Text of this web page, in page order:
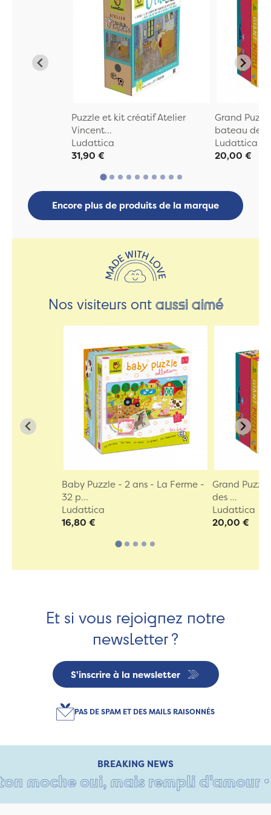
Puzzle et kit créatif Atelier
Vincent...
Ludattica
31,90 €
Grand
bateau des
Ludattica
20,00 €
Encore plus de produits de la marque
Nos visiteurs ontaussi aimé
Baby Puzzle - 2 ans - La Ferme -
32 p...
Ludattica
16,80 €
Grand
des ...
Ludattica
20,00 €
Et si vous rejoignez notre
newsletter ?
S'inscrire à la newsletter
PAS DE SPAM ET DES MAILS RAISONNÉS
BREAKING NEWS
oui, mais rempli d'amour •